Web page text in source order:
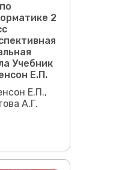
2
Учебник
Е.П.
Е.П.,
А.Г.